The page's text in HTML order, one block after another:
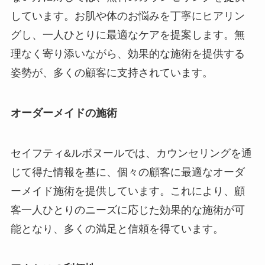
しています。お肌や体のお悩みを丁寧にヒアリン
グし、一人ひとりに最適なケアを提案します。無
理なく寄り添いながら、効果的な施術を提供する
姿勢が、多くの顧客に支持されています。
オーダーメイドの施術
セイフティ&ルボヌールでは、カウンセリングを通
じて得た情報を基に、個々の顧客に最適なオーダ
ーメイド施術を提供しています。これにより、顧
客一人ひとりのニーズに応じた効果的な施術が可
能となり、多くの満足と信頼を得ています。